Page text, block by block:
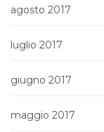
agosto 2017
luglio 2017
giugno 2017
maggio 2017